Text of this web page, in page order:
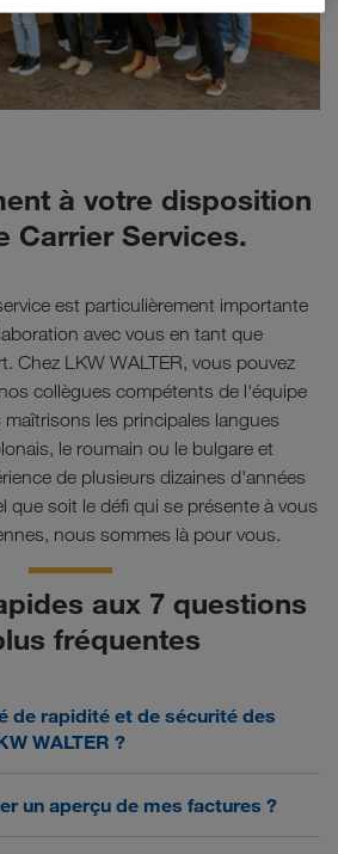
à votre disposition
Carrier Services.
est particulièrement importante
avec vous en tant que
Chez LKW WALTER, vous pouvez
collègues compétents de l'équipe
les principales langues
le roumain ou le bulgare et
de plusieurs dizaines d'années
que soit le défi qui se présente à vous
nous sommes là pour vous.
aux 7 questions
fréquentes
de rapidité et de sécurité des
WALTER ?
rapide et sûr de vos
un aperçu de mes factures ?